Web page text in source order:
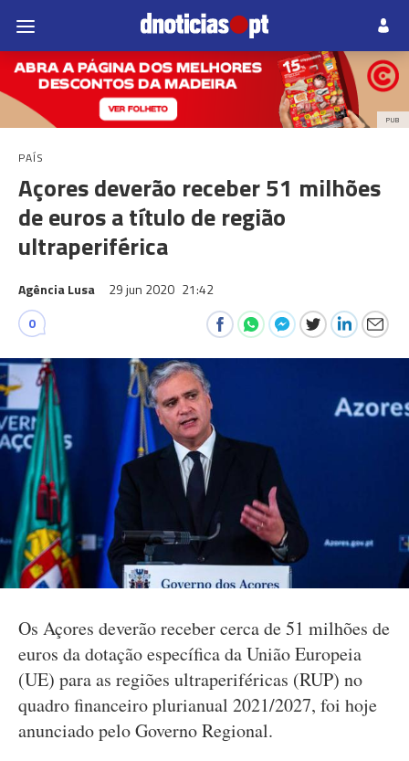
PUB
PAÍS
Açores deverão receber 51 milhões
de euros a título de região
ultraperiférica
Agência Lusa 29 jun 2020 21:42
0
Os Açores deverão receber cerca de 51 milhões de
euros da dotação específica da União Europeia
(UE) para as regiões ultraperiféricas (RUP) no
quadro financeiro plurianual 2021/2027, foi hoje
anunciado pelo Governo Regional.